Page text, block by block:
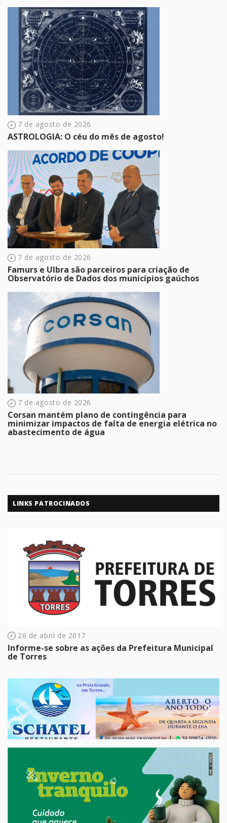
7 de agosto de 2026
ASTROLOGIA: O céu do mês de agosto!
7 de agosto de 2026
Famurs e Ulbra são parceiros para criação de
Observatório de Dados dos municípios gaúchos
7 de agosto de 2026
Corsan mantém plano de contingência para
minimizar impactos de falta de energia elétrica no
abastecimento de água
LINKS PATROCINADOS
26 de abril de 2017
Informe-se sobre as ações da Prefeitura Municipal
de Torres
Previous Next